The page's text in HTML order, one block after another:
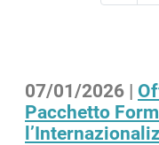
07/01/2026 |
Pacchetto